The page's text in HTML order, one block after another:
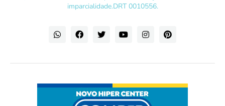
imparcialidade.DRT 0010556.